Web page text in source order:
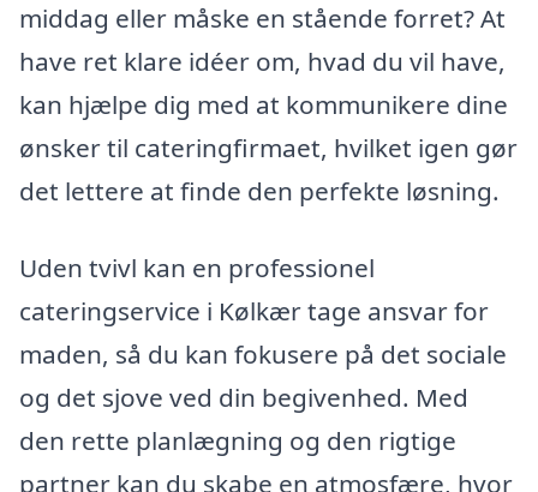
middag eller måske en stående forret? At
have ret klare idéer om, hvad du vil have,
kan hjælpe dig med at kommunikere dine
ønsker til cateringfirmaet, hvilket igen gør
det lettere at finde den perfekte løsning.
Uden tvivl kan en professionel
cateringservice i Kølkær tage ansvar for
maden, så du kan fokusere på det sociale
og det sjove ved din begivenhed. Med
den rette planlægning og den rigtige
partner kan du skabe en atmosfære, hvor